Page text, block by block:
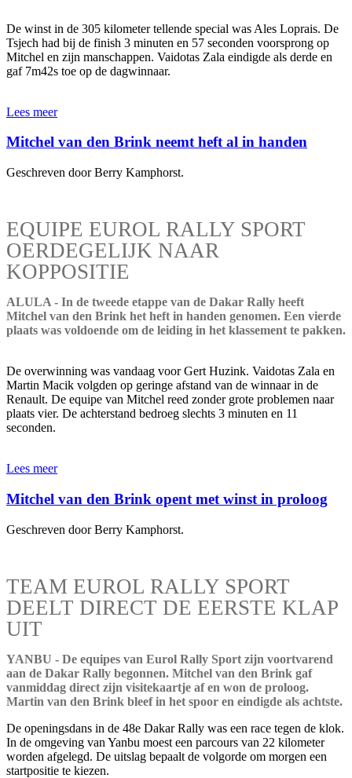
De winst in de 305 kilometer tellende special was Ales Loprais. De
Tsjech had bij de finish 3 minuten en 57 seconden voorsprong op
Mitchel en zijn manschappen. Vaidotas Zala eindigde als derde en
gaf 7m42s toe op de dagwinnaar.
Lees meer
Mitchel van den Brink neemt heft al in handen
Geschreven door Berry Kamphorst.
EQUIPE EUROL RALLY SPORT
OERDEGELIJK NAAR
KOPPOSITIE
ALULA - In de tweede etappe van de Dakar Rally heeft
Mitchel van den Brink het heft in handen genomen. Een vierde
plaats was voldoende om de leiding in het klassement te pakken.
De overwinning was vandaag voor Gert Huzink. Vaidotas Zala en
Martin Macik volgden op geringe afstand van de winnaar in de
Renault. De equipe van Mitchel reed zonder grote problemen naar
plaats vier. De achterstand bedroeg slechts 3 minuten en 11
seconden.
Lees meer
Mitchel van den Brink opent met winst in proloog
Geschreven door Berry Kamphorst.
TEAM EUROL RALLY SPORT
DEELT DIRECT DE EERSTE KLAP
UIT
YANBU - De equipes van Eurol Rally Sport zijn voortvarend
aan de Dakar Rally begonnen. Mitchel van den Brink gaf
vanmiddag direct zijn visitekaartje af en won de proloog.
Martin van den Brink bleef in het spoor en eindigde als achtste.
De openingsdans in de 48e Dakar Rally was een race tegen de klok.
In de omgeving van Yanbu moest een parcours van 22 kilometer
worden afgelegd. De uitslag bepaalt de volgorde om morgen een
startpositie te kiezen.